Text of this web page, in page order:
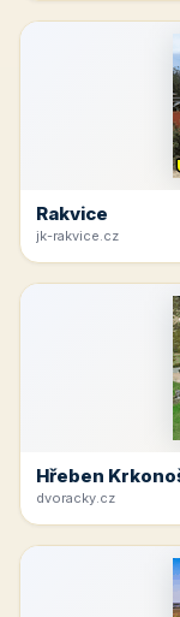
Rakvice
jk-rakvice.cz
Hřeben
dvoracky.cz